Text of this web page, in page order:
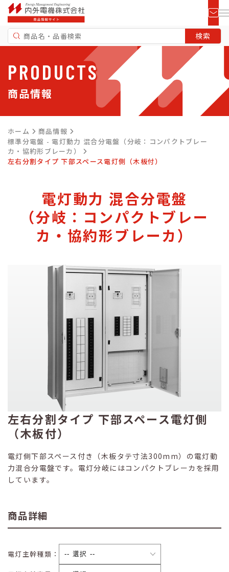
PRODUCTS
商品情報
ホーム
商品情報
標準分電盤 - 電灯動力 混合分電盤（分岐：コンパクトブレー
カ・協約形ブレーカ）
左右分割タイプ 下部スペース電灯側（木板付）
電灯動力 混合分電盤
（分岐：コンパクトブレー
カ・協約形ブレーカ）
左右分割タイプ 下部スペース電灯側
（木板付）
電灯側下部スペース付き（木板タテ寸法300mm）の電灯動
力混合分電盤です。電灯分岐にはコンパクトブレーカを採用
しています。
商品詳細
電灯主幹種類：